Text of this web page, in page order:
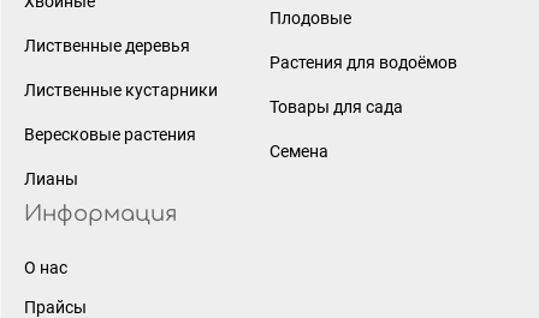
Лиственные деревья
Лиственные кустарники
Вересковые растения
Лианы
Плодовые
Растения для водоёмов
Товары для сада
Семена
Информация
О нас
Прайсы